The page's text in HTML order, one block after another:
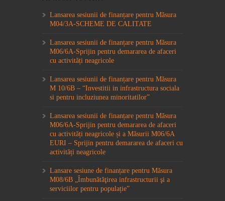
Lansarea sesiunii de finanțare pentru Măsura
M04/3A-SCHEME DE CALITATE
Lansarea sesiunii de finanțare pentru Măsura
M06/6A-Sprijin pentru demararea de afaceri
cu activități neagricole
Lansarea sesiunii de finanțare pentru Măsura
M 10/6B – “Investitii in infrastructura sociala
si pentru incluziunea minoritatilor”
Lansarea sesiunii de finanțare pentru Măsura
M06/6A-Sprijin pentru demararea de afaceri
cu activități neagricole și a Măsurii M06/6A
EURI – Sprijin pentru demararea de afaceri cu
activități neagricole
Lansare sesiune de finanțare pentru Măsura
M08/6B „Îmbunătăţirea infrastructurii şi a
serviciilor pentru populație”